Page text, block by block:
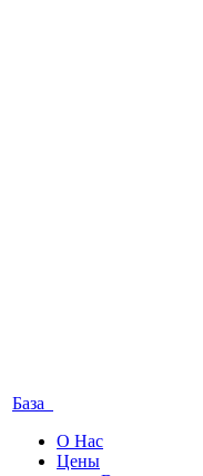
База
О Нас
Цены